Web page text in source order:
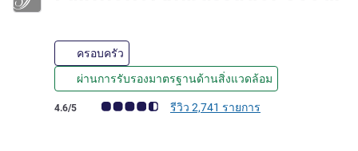
ครอบครัว
ผ่านการรับรองมาตรฐานด้านสิ่งแวดล้อม
คะแนนความคิดเห็นจากแขก (เรทติ้งบน ALL)
4.6/5 รีวิว 2,741 รายการ